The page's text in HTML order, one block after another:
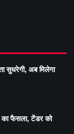
सुधरेगी, अब मिलेगा
का फैसला, टेंडर को